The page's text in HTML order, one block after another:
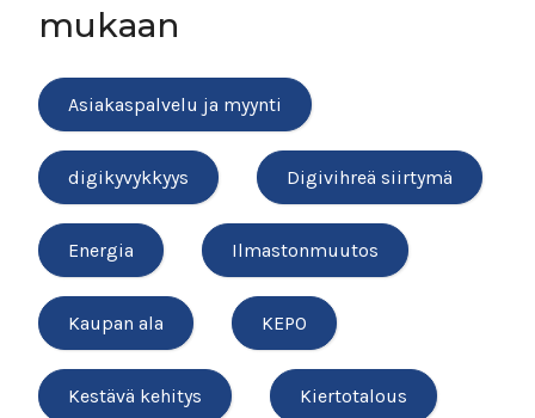
mukaan
Asiakaspalvelu ja myynti
digikyvykkyys Digivihreä siirtymä
Energia Ilmastonmuutos
Kaupan ala KEPO
Kestävä kehitys Kiertotalous